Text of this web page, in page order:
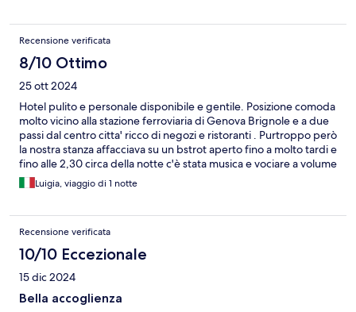
Recensione verificata
8/10 Ottimo
25 ott 2024
Hotel pulito e personale disponibile e gentile. Posizione comoda
molto vicino alla stazione ferroviaria di Genova Brignole e a due
passi dal centro citta' ricco di negozi e ristoranti . Purtroppo però
la nostra stanza affacciava su un bstrot aperto fino a molto tardi e
fino alle 2,30 circa della notte c'è stata musica e vociare a volume
altoLuigia, viaggio di 1 notte
Recensione verificata
10/10 Eccezionale
15 dic 2024
Bella accoglienza